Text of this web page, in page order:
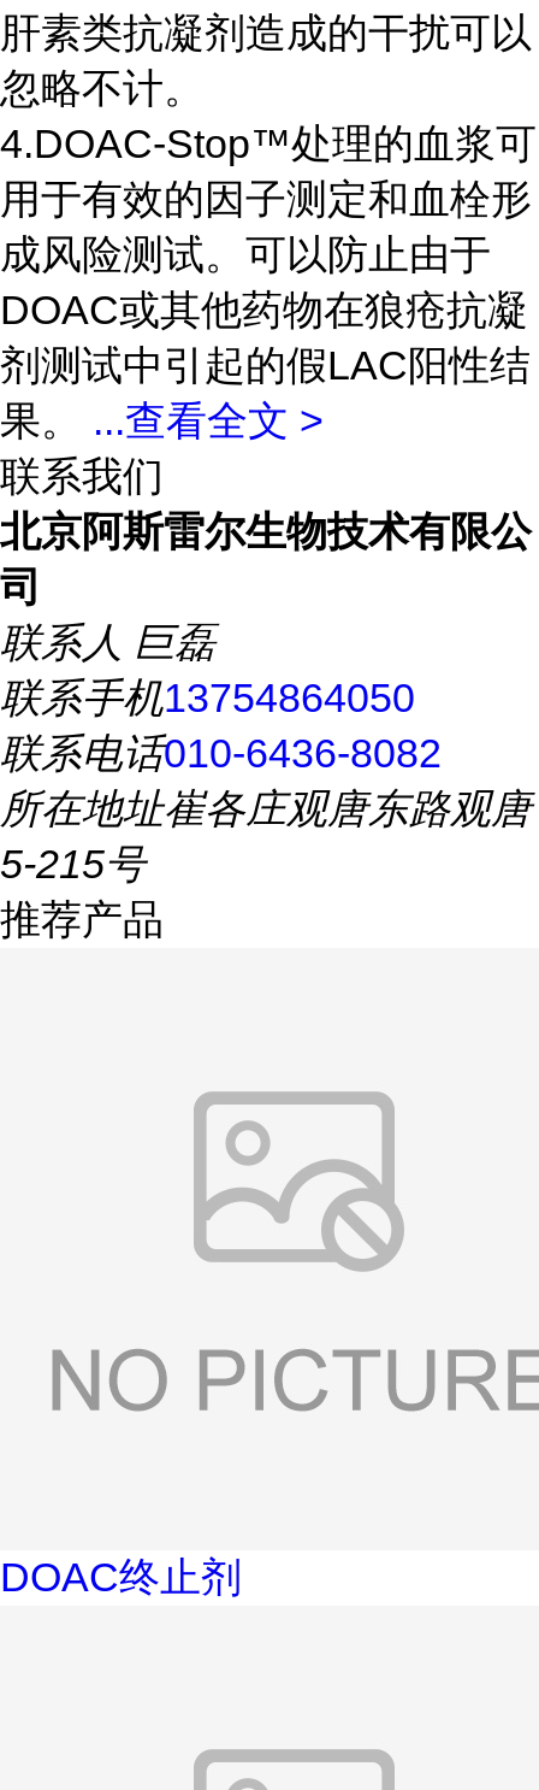
肝素类抗凝剂造成的干扰可以
忽略不计。
4.DOAC-Stop™处理的血浆可
用于有效的因子测定和血栓形
成风险测试。可以防止由于
DOAC或其他药物在狼疮抗凝
剂测试中引起的假LAC阳性结
果。 ...查看全文 >
联系我们
北京阿斯雷尔生物技术有限公
司
联系人 巨磊
联系手机13754864050
联系电话010-6436-8082
所在地址崔各庄观唐东路观唐
5-215号
推荐产品
DOAC终止剂